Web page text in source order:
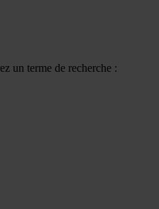
un terme de recherche :